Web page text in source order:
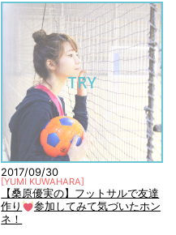
TRY
2017/09/30
[YUMI KUWAHARA]
【桑原優実の】フットサルで友達
作り
参加してみて気づいたホン
ネ！